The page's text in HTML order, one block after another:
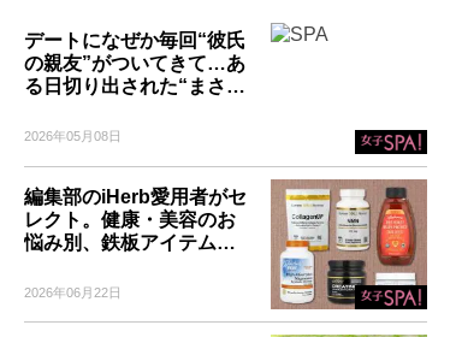
デートになぜか毎回“彼氏
の親友”がついてきて…あ
る日切り出された“まさ…
2026年05月08日
編集部のiHerb愛用者がセ
レクト。健康・美容のお
悩み別、鉄板アイテム…
2026年06月22日